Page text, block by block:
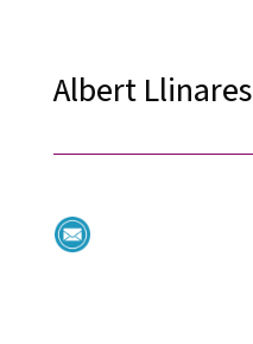
Albert Llinares